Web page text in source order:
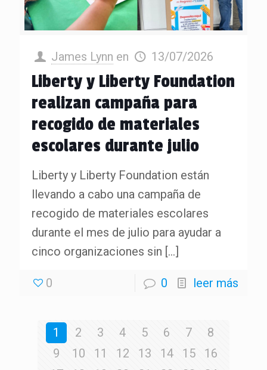
James Lynn en 13/07/2026
Liberty y Liberty Foundation
realizan campaña para
recogido de materiales
escolares durante julio
Liberty y Liberty Foundation están
llevando a cabo una campaña de
recogido de materiales escolares
durante el mes de julio para ayudar a
cinco organizaciones sin […]
0 0 leer más
1 2 3 4 5 6 7
8
9
10 11 12 13 14 15
16